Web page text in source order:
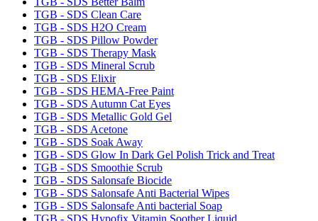
TGB - SDS Clean Care
TGB - SDS H2O Cream
TGB - SDS Pillow Powder
TGB - SDS Therapy Mask
TGB - SDS Mineral Scrub
TGB - SDS Elixir
TGB - SDS HEMA-Free Paint
TGB - SDS Autumn Cat Eyes
TGB - SDS Metallic Gold Gel
TGB - SDS Acetone
TGB - SDS Soak Away
TGB - SDS Glow In Dark Gel Polish Trick and Treat
TGB - SDS Smoothie Scrub
TGB - SDS Salonsafe Biocide
TGB - SDS Salonsafe Anti Bacterial Wipes
TGB - SDS Salonsafe Anti bacterial Soap
TGB - SDS Hypofix Vitamin Soother Liquid